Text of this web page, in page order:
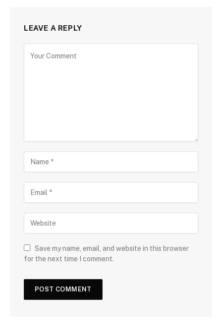
LEAVE A REPLY
Save my name, email, and website in this browser
for the next time I comment.